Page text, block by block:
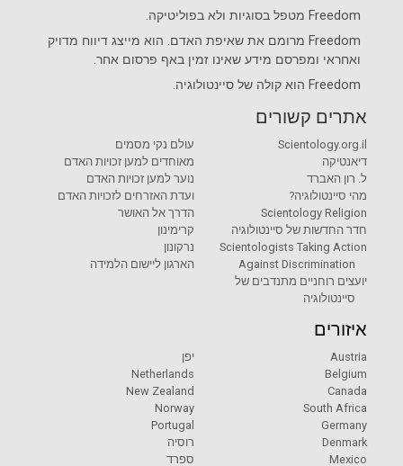
Freedom מטפל בסוגיות ולא בפוליטיקה.
Freedom מרומם את שאיפת האדם. הוא מייצג דיווח מדויק
ואחראי ומפרסם מידע שאינו זמין באף פרסום אחר.
Freedom הוא קולה שלסיינטולוגיה.
אתרים קשורים
Scientology.org.il
דיאנטיקה
ל. רון האברד
מהי סיינטולוגיה?
Scientology Religion
חדר החדשות של סיינטולוגיה
Scientologists Taking Action
Against Discrimination
יועצים רוחניים מתנדבים של
סיינטולוגיה
עולם נקי מסמים
מאוחדים למען זכויות האדם
נוער למען זכויות האדם
ועדת האזרחים לזכויות האדם
הדרך אל האושר
קרימינון
נרקונון
הארגון ליישום הלמידה
איזורים
Austria
Belgium
Canada
South Africa
Germany
Denmark
Mexico
יפן
Netherlands
New Zealand
Norway
Portugal
רוסיה
ספרד